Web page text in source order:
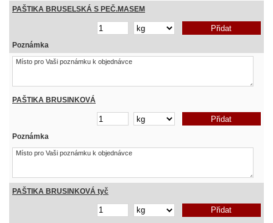
PAŠTIKA BRUSELSKÁ S PEČ.MASEM
Poznámka
PAŠTIKA BRUSINKOVÁ
Poznámka
PAŠTIKA BRUSINKOVÁ tyč